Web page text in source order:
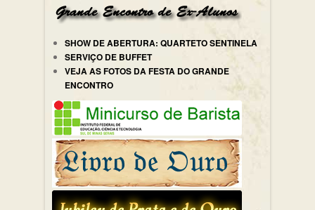
SHOW DE ABERTURA: QUARTETO SENTINELA
SERVIÇO DE BUFFET
VEJA AS FOTOS DA FESTA DO GRANDE
ENCONTRO